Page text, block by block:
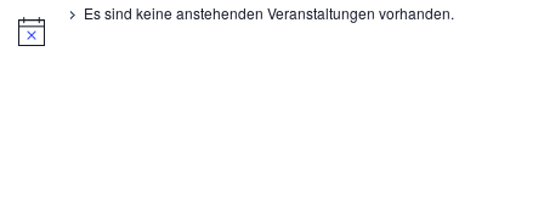
Es sind keine anstehenden Veranstaltungen vorhanden.